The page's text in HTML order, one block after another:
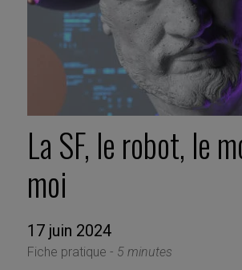
La SF, le robot, le
moi
17 juin 2024
Fiche pratique - 5 minutes